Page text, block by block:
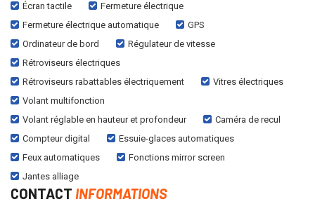
Écran tactile
Fermeture électrique
Fermeture électrique automatique
GPS
Ordinateur de bord
Régulateur de vitesse
Rétroviseurs électriques
Rétroviseurs rabattables électriquement
Vitres électriques
Volant multifonction
Volant réglable en hauteur et profondeur
Caméra de recul
Compteur digital
Essuie-glaces automatiques
Feux automatiques
Fonctions mirror screen
Jantes alliage
CONTACT INFORMATIONS